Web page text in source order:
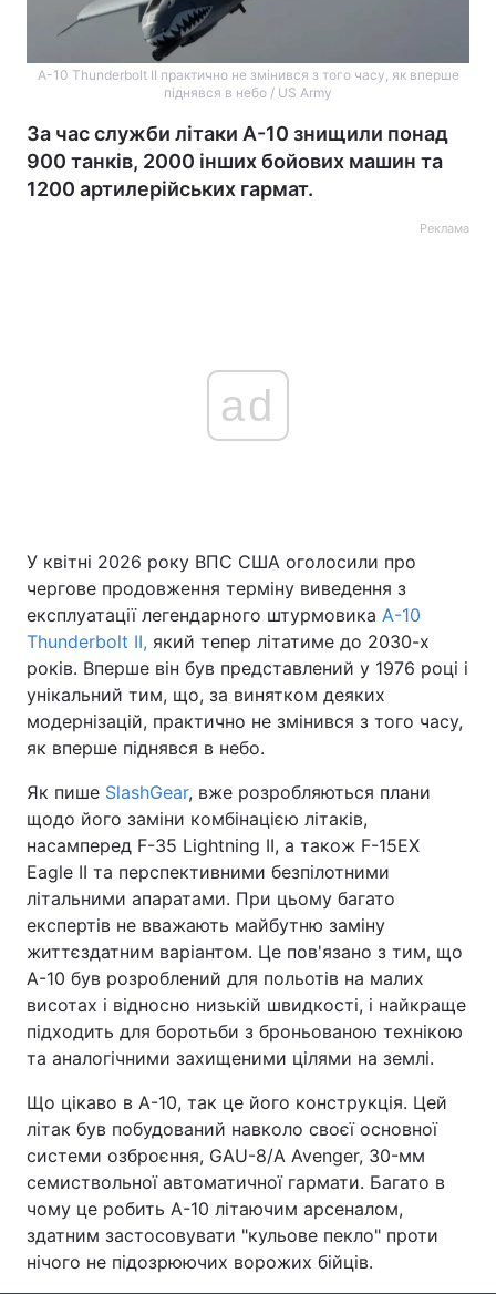
Україна Політика
Економіка Світ
Спорт Наука
Техно і зв'язок Лайт
Зброя
Здоров'я Туризм
Цікавинки Погода
Екологія Регіони
Лонгріди
Відео з Youtube Статті
Інтерв'ю Думки
Архів Вакансії
Контакти
Послуги
A-10 Thunderbolt II практично не змінився з того часу, як вперше
піднявся в небо / US Army
За час служби літаки A-10 знищили понад
900 танків, 2000 інших бойових машин та
1200 артилерійських гармат.
Реклама
ad
У квітні 2026 року ВПС США оголосили про
чергове продовження терміну виведення з
експлуатації легендарного штурмовика A-10
Thunderbolt II, який тепер літатиме до 2030-х
років. Вперше він був представлений у 1976 році і
унікальний тим, що, за винятком деяких
модернізацій, практично не змінився з того часу,
як вперше піднявся в небо.
Як пише SlashGear, вже розробляються плани
щодо його заміни комбінацією літаків,
насамперед F-35 Lightning II, а також F-15EX
Eagle II та перспективними безпілотними
літальними апаратами. При цьому багато
експертів не вважають майбутню заміну
життєздатним варіантом. Це пов'язано з тим, що
A-10 був розроблений для польотів на малих
висотах і відносно низькій швидкості, і найкраще
підходить для боротьби з броньованою технікою
та аналогічними захищеними цілями на землі.
Що цікаво в A-10, так це його конструкція. Цей
літак був побудований навколо своєї основної
системи озброєння, GAU-8/A Avenger, 30-мм
семиствольної автоматичної гармати. Багато в
чому це робить A-10 літаючим арсеналом,
здатним застосовувати "кульове пекло" проти
нічого не підозрюючих ворожих бійців.